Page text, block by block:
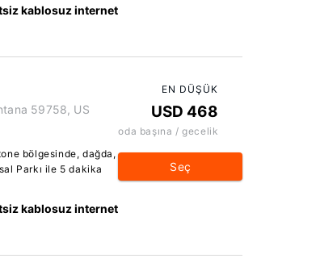
kablosuz internet
59758, US
bölgesinde, dağda,
Parkı ile 5 dakika
kablosuz internet
EN DÜŞÜK
USD 468
oda başına / gecelik
Seç